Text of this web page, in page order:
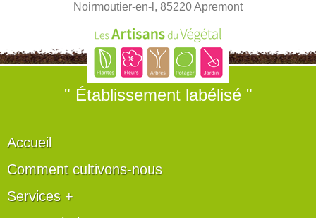
Noirmoutier-en-l, 85220 Apremont
" Établissement labélisé "
Accueil
Comment cultivons-nous
Services +